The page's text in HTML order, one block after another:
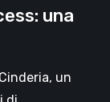
una
un